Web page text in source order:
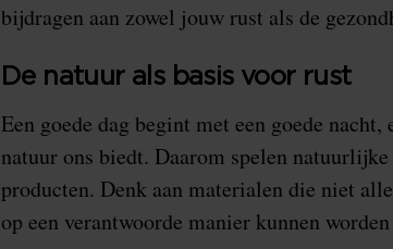
bijdragen aan zowel jouw rust als de
De natuur als basis voor rust
Een goede dag begint met een goede
natuur ons biedt. Daarom spelen
producten. Denk aan materialen die niet
op een verantwoorde manier kunnen